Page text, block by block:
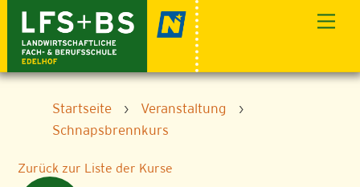
content
Startseite › Veranstaltung
›
Schnapsbrennkurs
Zurück zur Liste der Kurse